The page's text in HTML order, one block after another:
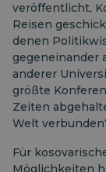
veröffentlicht,
Reisen
denen
gegeneinander
anderer
größte
Zeiten
Welt
Für
Möglichkeiten